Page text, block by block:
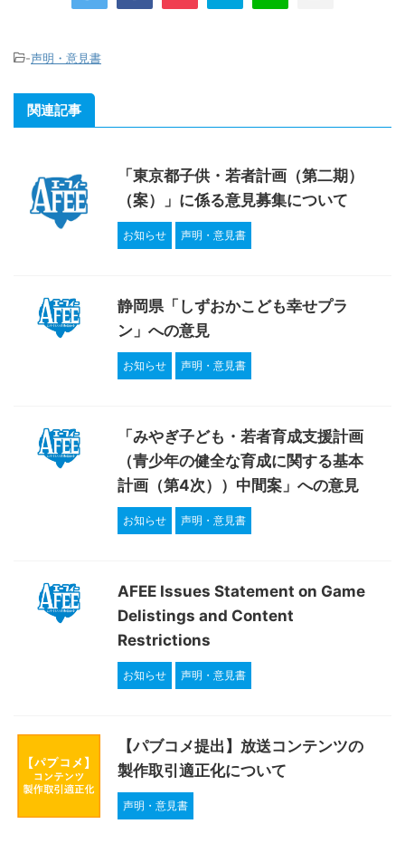
-声明・意見書
関連記事
「東京都子供・若者計画（第二期）
（案）」に係る意見募集について
お知らせ 声明・意見書
静岡県「しずおかこども幸せプラ
ン」への意見
お知らせ 声明・意見書
「みやぎ子ども・若者育成支援計画
（青少年の健全な育成に関する基本
計画（第4次））中間案」への意見
お知らせ 声明・意見書
AFEE Issues Statement on Game
Delistings and Content
Restrictions
お知らせ 声明・意見書
【パブコメ提出】放送コンテンツの
製作取引適正化について
声明・意見書